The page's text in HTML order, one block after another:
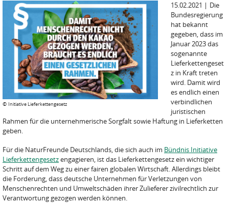
© Initiative Lieferkettengesetz
15.02.2021 | Die
Bundesregierung
hat bekannt
gegeben, dass im
Januar 2023 das
sogenannte
Lieferkettengeset
z in Kraft treten
wird. Damit wird
es endlich einen
verbindlichen
juristischen
Rahmen für die unternehmerische Sorgfalt sowie Haftung in Lieferketten
geben.
Für die NaturFreunde Deutschlands, die sich auch im Bündnis Initiative
Lieferkettengesetzengagieren, ist das Lieferkettengesetz ein wichtiger
Schritt auf dem Weg zu einer fairen globalen Wirtschaft. Allerdings bleibt
die Forderung, dass deutsche Unternehmen für Verletzungen von
Menschenrechten und Umweltschäden ihrer Zulieferer zivilrechtlich zur
Verantwortung gezogen werden können.